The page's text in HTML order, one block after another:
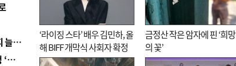
■ 경남 농정 비전 ‘잘 사는 농촌’…스마트팜 1000㏊까지 늘린다
■ 교육혁신선도지 공모 코앞인데…구·군 난색에 교육청 ‘쩔쩔’
‘라이징 스타’ 배우 김민하, 올
해 BIFF 개막식 사회자 확정
금정산 작은 암자에 핀 ‘희망
의 꽃’